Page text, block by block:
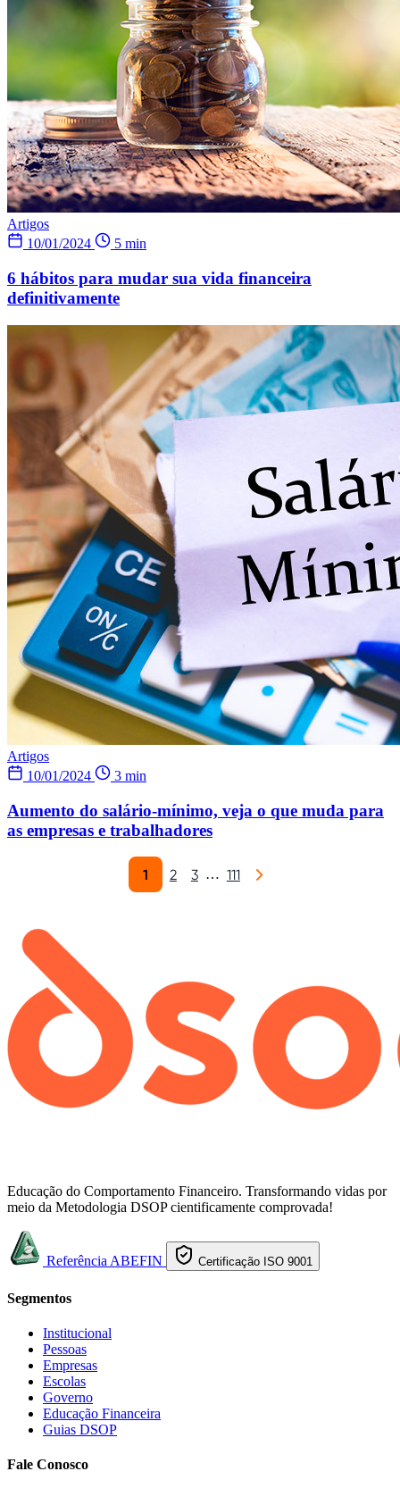
Artigos
10/01/2024
5 min
6 hábitos para mudar sua vida financeira
definitivamente
Artigos
10/01/2024
3 min
Aumento do salário-mínimo, veja o que muda para
as empresas e trabalhadores
1 2 3 … 111
Educação do Comportamento Financeiro. Transformando vidas por
meio da Metodologia DSOP cientificamente comprovada!
Referência ABEFIN Certificação ISO 9001
Segmentos
Institucional
Pessoas
Empresas
Escolas
Governo
Educação Financeira
Guias DSOP
Fale Conosco